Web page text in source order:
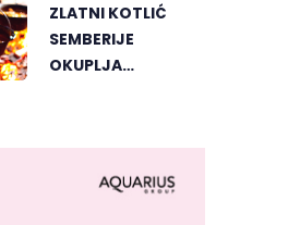
ZLATNI KOTLIĆ
SEMBERIJE
OKUPLJA
U DVOROVIMA